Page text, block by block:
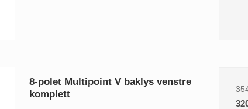
8-polet Multipoint V baklys venstre
komplett